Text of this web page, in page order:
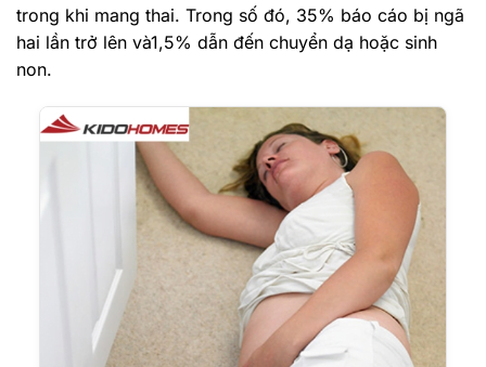
trong khi mang thai. Trong số đó, 35% báo cáo bị ngã
hai lần trở lên và1,5% dẫn đến chuyển dạ hoặc sinh
non.